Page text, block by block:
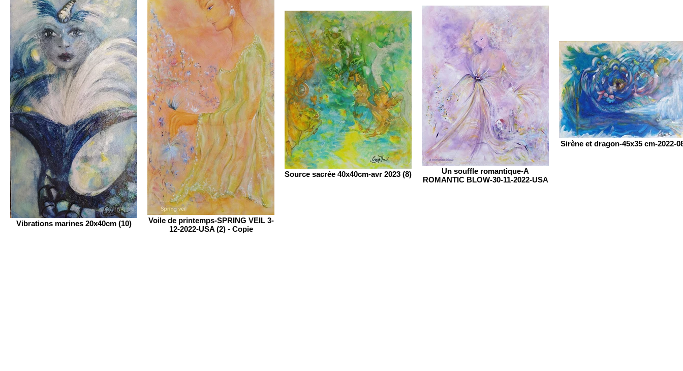
Vibrations marines 20x40cm (10)
Voile de printemps-SPRING VEIL 3-
12-2022-USA (2) - Copie
Source sacrée 40x40cm-avr 2023 (8)
Un souffle romantique-A
ROMANTIC BLOW-30-11-2022-USA
Sirène et dragon-45x35 cm-2022-